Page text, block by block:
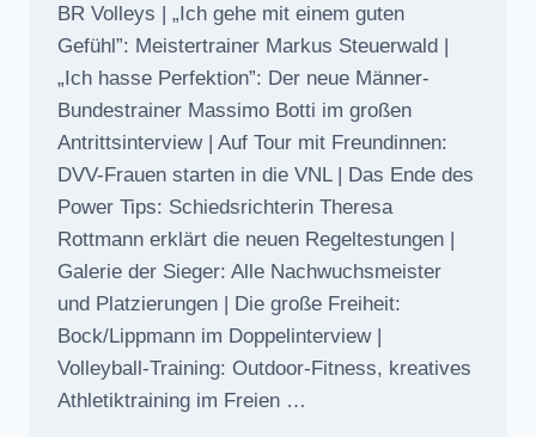
BR Volleys | „Ich gehe mit einem guten
Gefühl”: Meistertrainer Markus Steuerwald |
„Ich hasse Perfektion”: Der neue Männer-
Bundestrainer Massimo Botti im großen
Antrittsinterview | Auf Tour mit Freundinnen:
DVV-Frauen starten in die VNL | Das Ende des
Power Tips: Schiedsrichterin Theresa
Rottmann erklärt die neuen Regeltestungen |
Galerie der Sieger: Alle Nachwuchsmeister
und Platzierungen | Die große Freiheit:
Bock/Lippmann im Doppelinterview |
Volleyball-Training: Outdoor-Fitness, kreatives
Athletiktraining im Freien …